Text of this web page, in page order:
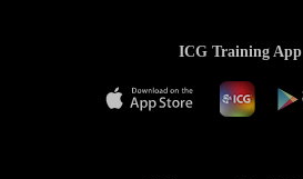
ICG Training App